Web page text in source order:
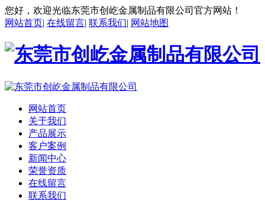
您好，欢迎光临东莞市创屹金属制品有限公司官方网站！
网站首页| 在线留言| 联系我们| 网站地图
网站首页
关于我们
产品展示
客户案例
新闻中心
荣誉资质
在线留言
联系我们